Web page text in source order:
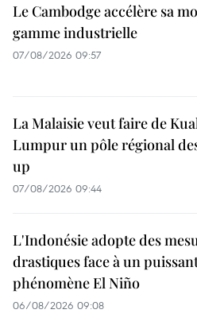
Le Cambodge accélère sa
gamme industrielle
07/08/2026 09:57
La Malaisie veut faire de
Lumpur un pôle régional
up
07/08/2026 09:44
L'Indonésie adopte des
drastiques face à un
phénomène El Niño
06/08/2026 09:08